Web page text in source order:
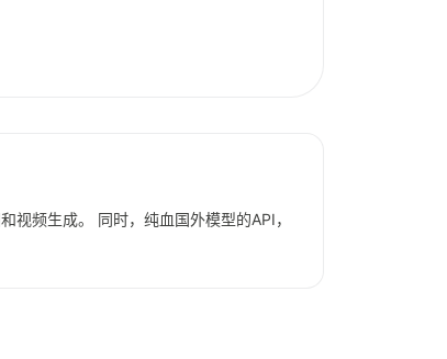
频生成。 同时，纯血国外模型的API，